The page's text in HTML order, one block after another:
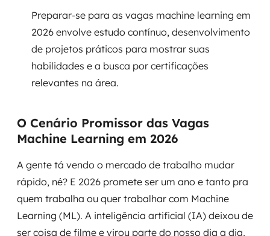
Escalar com segurança
Pentest
DevSecOps
Consultoria de segurança
Segurança de aplicações e Cloud
Preparar-se para as vagas machine learning em
2026 envolve estudo contínuo, desenvolvimento
de projetos práticos para mostrar suas
habilidades e a busca por certificações
relevantes na área.
O Cenário Promissor das Vagas
Machine Learning em 2026
A gente tá vendo o mercado de trabalho mudar
rápido, né? E 2026 promete ser um ano e tanto pra
quem trabalha ou quer trabalhar com Machine
Learning (ML). A inteligência artificial (IA) deixou de
ser coisa de filme e virou parte do nosso dia a dia,